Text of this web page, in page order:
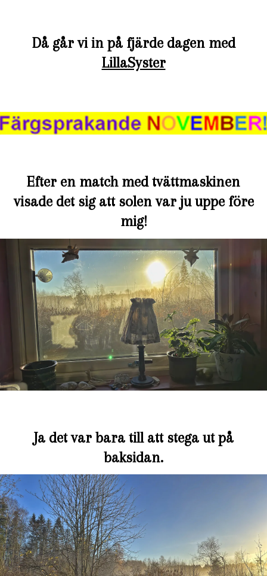
Då går vi in på fjärde dagen med
LillaSyster
Efter en match med tvättmaskinen
visade det sig att solen var ju uppe före
mig!
Ja det var bara till att stega ut på
baksidan.